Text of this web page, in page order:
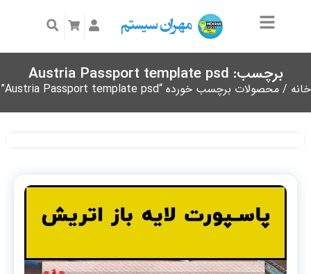
برچسب: Austria Passport template psd
خانه / محصولات برچسب خورده “Austria Passport template psd”